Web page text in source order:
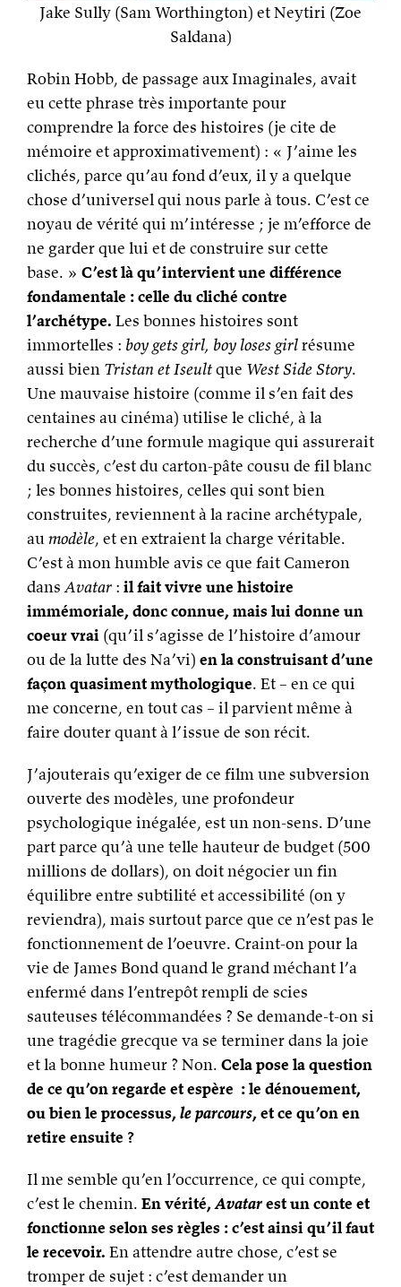
Jake Sully (Sam Worthington) et Neytiri (Zoe
Saldana)
Robin Hobb, de passage aux Imaginales, avait
eu cette phrase très importante pour
comprendre la force des histoires (je cite de
mémoire et approximativement) : « J’aime les
clichés, parce qu’au fond d’eux, il y a quelque
chose d’universel qui nous parle à tous. C’est ce
noyau de vérité qui m’intéresse ; je m’efforce de
ne garder que lui et de construire sur cette
base. » C’est là qu’intervient une différence
fondamentale : celle du cliché contre
l’archétype. Les bonnes histoires sont
immortelles : boy gets girl, boy loses girlrésume
aussi bien Tristan et Iseultque West Side Story.
Une mauvaise histoire (comme il s’en fait des
centaines au cinéma) utilise le cliché, à la
recherche d’une formule magique qui assurerait
du succès, c’est du carton-pâte cousu de fil blanc
; les bonnes histoires, celles qui sont bien
construites, reviennent à la racine archétypale,
au modèle, et en extraient la charge véritable.
C’est à mon humble avis ce que fait Cameron
dans Avatar : il fait vivre une histoire
immémoriale, donc connue, mais lui donne un
coeur vrai (qu’il s’agisse de l’histoire d’amour
ou de la lutte des Na’vi) en la construisant d’une
façon quasiment mythologique. Et – en ce qui
me concerne, en tout cas – il parvient même à
faire douter quant à l’issue de son récit.
J’ajouterais qu’exiger de ce film une subversion
ouverte des modèles, une profondeur
psychologique inégalée, est un non-sens. D’une
part parce qu’à une telle hauteur de budget (500
millions de dollars), on doit négocier un fin
équilibre entre subtilité et accessibilité (on y
reviendra), mais surtout parce que ce n’est pas le
fonctionnement de l’oeuvre. Craint-on pour la
vie de James Bond quand le grand méchant l’a
enfermé dans l’entrepôt rempli de scies
sauteuses télécommandées ? Se demande-t-on si
une tragédie grecque va se terminer dans la joie
et la bonne humeur ? Non. Cela pose la question
de ce qu’on regarde et espère : le dénouement,
ou bien le processus,le parcours, et ce qu’on en
retire ensuite ?
Il me semble qu’en l’occurrence, ce qui compte,
c’est le chemin. En vérité,Avatarest un conte et
fonctionne selon ses règles : c’est ainsi qu’il faut
le recevoir. En attendre autre chose, c’est se
tromper de sujet : c’est demander un